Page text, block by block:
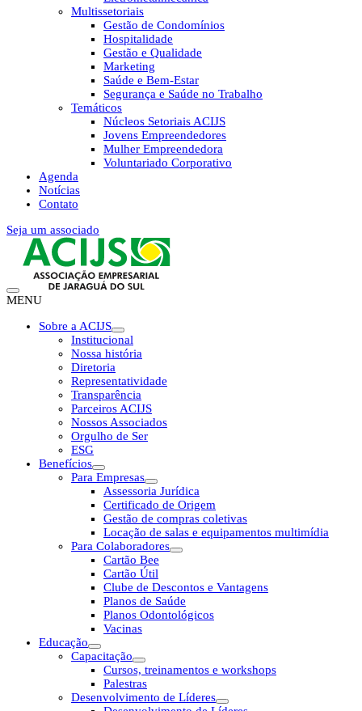
Multissetoriais
Gestão de Condomínios
Hospitalidade
Gestão e Qualidade
Marketing
Saúde e Bem-Estar
Segurança e Saúde no Trabalho
Temáticos
Núcleos Setoriais ACIJS
Jovens Empreendedores
Mulher Empreendedora
Voluntariado Corporativo
Agenda
Notícias
Contato
Seja um associado
MENU
Sobre a ACIJS
Institucional
Nossa história
Diretoria
Representatividade
Transparência
Parceiros ACIJS
Nossos Associados
Orgulho de Ser
ESG
Benefícios
Para Empresas
Assessoria Jurídica
Certificado de Origem
Gestão de compras coletivas
Locação de salas e equipamentos multimídia
Para Colaboradores
Cartão Bee
Cartão Útil
Clube de Descontos e Vantagens
Planos de Saúde
Planos Odontológicos
Vacinas
Educação
Capacitação
Cursos, treinamentos e workshops
Palestras
Desenvolvimento de Líderes